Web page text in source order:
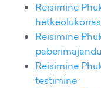
Reisimine
Reisimine
Reisimine
testimine